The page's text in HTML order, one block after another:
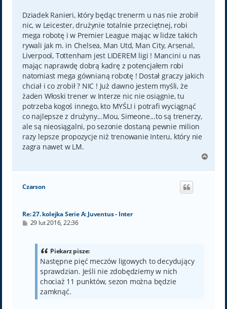
Dziadek Ranieri, który będąc trenerm u nas nie zrobił
nic, w Leicester, drużynie totalnie przeciętnej, robi
mega robotę i w Premier League mając w lidze takich
rywali jak m. in Chelsea, Man Utd, Man City, Arsenal,
Liverpool, Tottenham jest LIDEREM ligi ! Mancini u nas
mając naprawdę dobrą kadrę z potencjałem robi
natomiast mega gównianą robotę ! Dostał graczy jakich
chciał i co zrobił ? NIC ! Już dawno jestem myśli, że
żaden Włoski trener w Interze nic nie osiągnie, tu
potrzeba kogoś innego, kto MYŚLI i potrafi wyciągnąć
co najlepsze z drużyny...Mou, Simeone...to są trenerzy,
ale są nieosiągalni, po sezonie dostaną pewnie milion
razy lepsze propozycje niż trenowanie Interu, który nie
zagra nawet w LM.
g
Czarson
Re: 27. kolejka Serie A: Juventus - Inter
P29 lut 2016, 22:36
Piekarz pisze:
Następne pięć meczów ligowych to decydujący
sprawdzian. Jeśli nie zdobędziemy w nich
chociaż 11 punktów, sezon można będzie
zamknąć.